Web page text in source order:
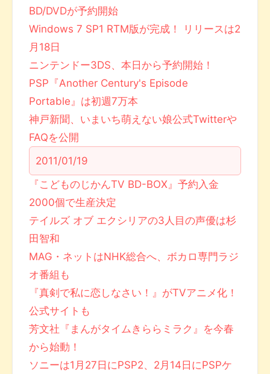
BD/DVDが予約開始
Windows 7 SP1 RTM版が完成！ リリースは2
月18日
ニンテンドー3DS、本日から予約開始！
PSP『Another Century's Episode
Portable』は初週7万本
神戸新聞、いまいち萌えない娘公式Twitterや
FAQを公開
2011/01/19
『こどものじかんTV BD-BOX』予約入金
2000個で生産決定
テイルズ オブ エクシリアの3人目の声優は杉
田智和
MAG・ネットはNHK総合へ、ボカロ専門ラジ
オ番組も
『真剣で私に恋しなさい！』がTVアニメ化！
公式サイトも
芳文社『まんがタイムきららミラク』を今春
から始動！
ソニーは1月27日にPSP2、2月14日にPSPケ